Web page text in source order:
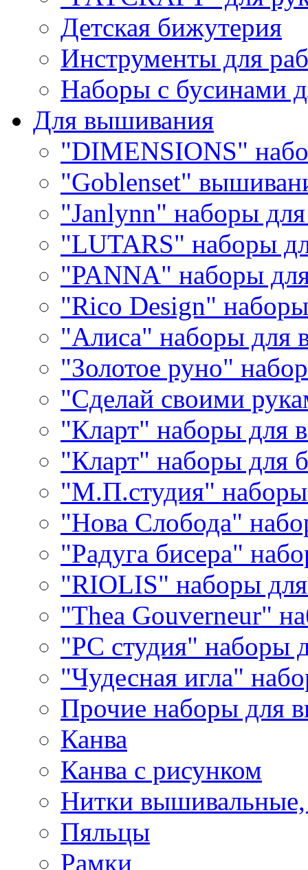
Детская бижутерия
Инструменты для
Наборы с бусинами
Для вышивания
"DIMENSIONS"
"Goblenset"
"Janlynn" наборы
"LUTARS" наборы
"PANNA" наборы
"Rico Design"
"Алиса" наборы для
"Золотое руно"
"Сделай своими
"Кларт" наборы для
"Кларт" наборы для
"М.П.студия"
"Нова Слобода"
"Радуга бисера"
"RIOLIS" наборы
"Thea Gouverneur"
"РС студия" наборы
"Чудесная игла"
Прочие наборы для
Канва
Канва с рисунком
Нитки
Пяльцы
Рамки